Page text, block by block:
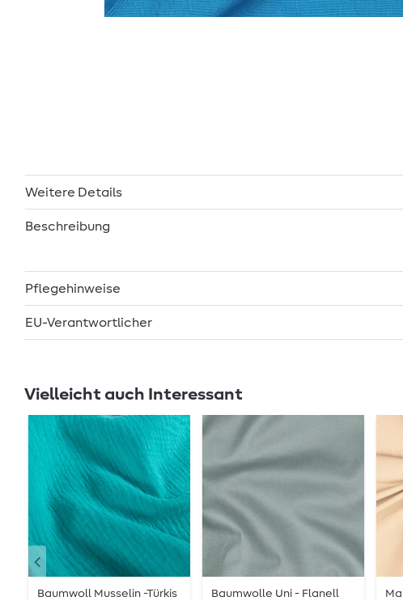
Weitere Details
Beschreibung
Pflegehinweise
EU-Verantwortlicher
Vielleicht auch Interessant
Baumwoll Musselin -Türkis
Baumwolle Uni - Flanell